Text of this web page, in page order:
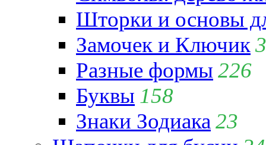
Шторки и основы
Замочек и Ключик
Разные формы 226
Буквы 158
Знаки Зодиака 23